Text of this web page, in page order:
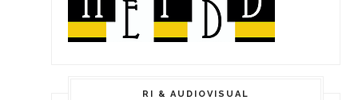
RI & AUDIOVISUAL